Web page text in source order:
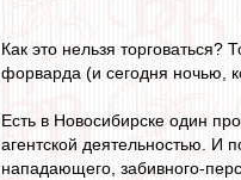
Как это нельзя
форварда (и сегодня ночью,
Есть в Новосибирске один
агентской деятельностью. И
нападающего, забивного-